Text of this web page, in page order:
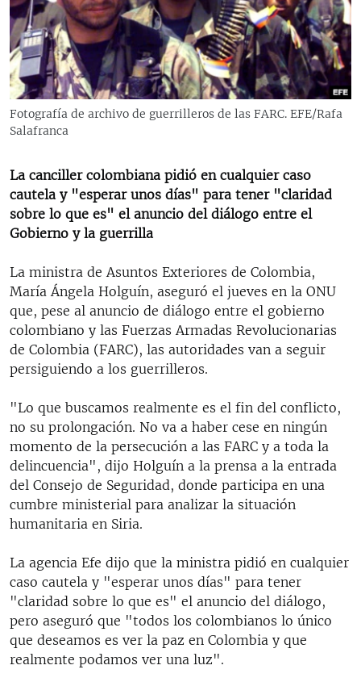
RADIO MARTÍ
ESPECIALES
ESPECIALES
LA REALIDAD DE LA VIVIENDA EN CUBA
SER VIEJO EN CUBA
LOS SANTOS DE HIALEAH
DESINFORMACIÓN RUSA EN AMÉRICA LATINA
MULTIMEDIA
EDITORIALES
Fotografía de archivo de guerrilleros de las FARC. EFE/Rafa
Salafranca
La canciller colombiana pidió en cualquier caso
cautela y "esperar unos días" para tener "claridad
sobre lo que es" el anuncio del diálogo entre el
Gobierno y la guerrilla
La ministra de Asuntos Exteriores de Colombia,
María Ángela Holguín, aseguró el jueves en la ONU
que, pese al anuncio de diálogo entre el gobierno
colombiano y las Fuerzas Armadas Revolucionarias
de Colombia (FARC), las autoridades van a seguir
persiguiendo a los guerrilleros.
"Lo que buscamos realmente es el fin del conflicto,
no su prolongación. No va a haber cese en ningún
momento de la persecución a las FARC y a toda la
delincuencia", dijo Holguín a la prensa a la entrada
del Consejo de Seguridad, donde participa en una
cumbre ministerial para analizar la situación
humanitaria en Siria.
La agencia Efe dijo que la ministra pidió en cualquier
caso cautela y "esperar unos días" para tener
"claridad sobre lo que es" el anuncio del diálogo,
pero aseguró que "todos los colombianos lo único
que deseamos es ver la paz en Colombia y que
realmente podamos ver una luz".